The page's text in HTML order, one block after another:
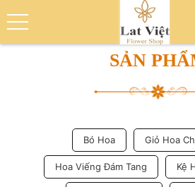
Trang chủ
SẢN
Bó Hoa Giỏ Hoa
Hoa Viếng Đám Tang Kệ